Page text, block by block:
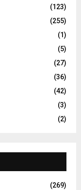
(123)
(255)
(1)
(5)
(27)
(36)
(42)
(3)
(2)
(269)